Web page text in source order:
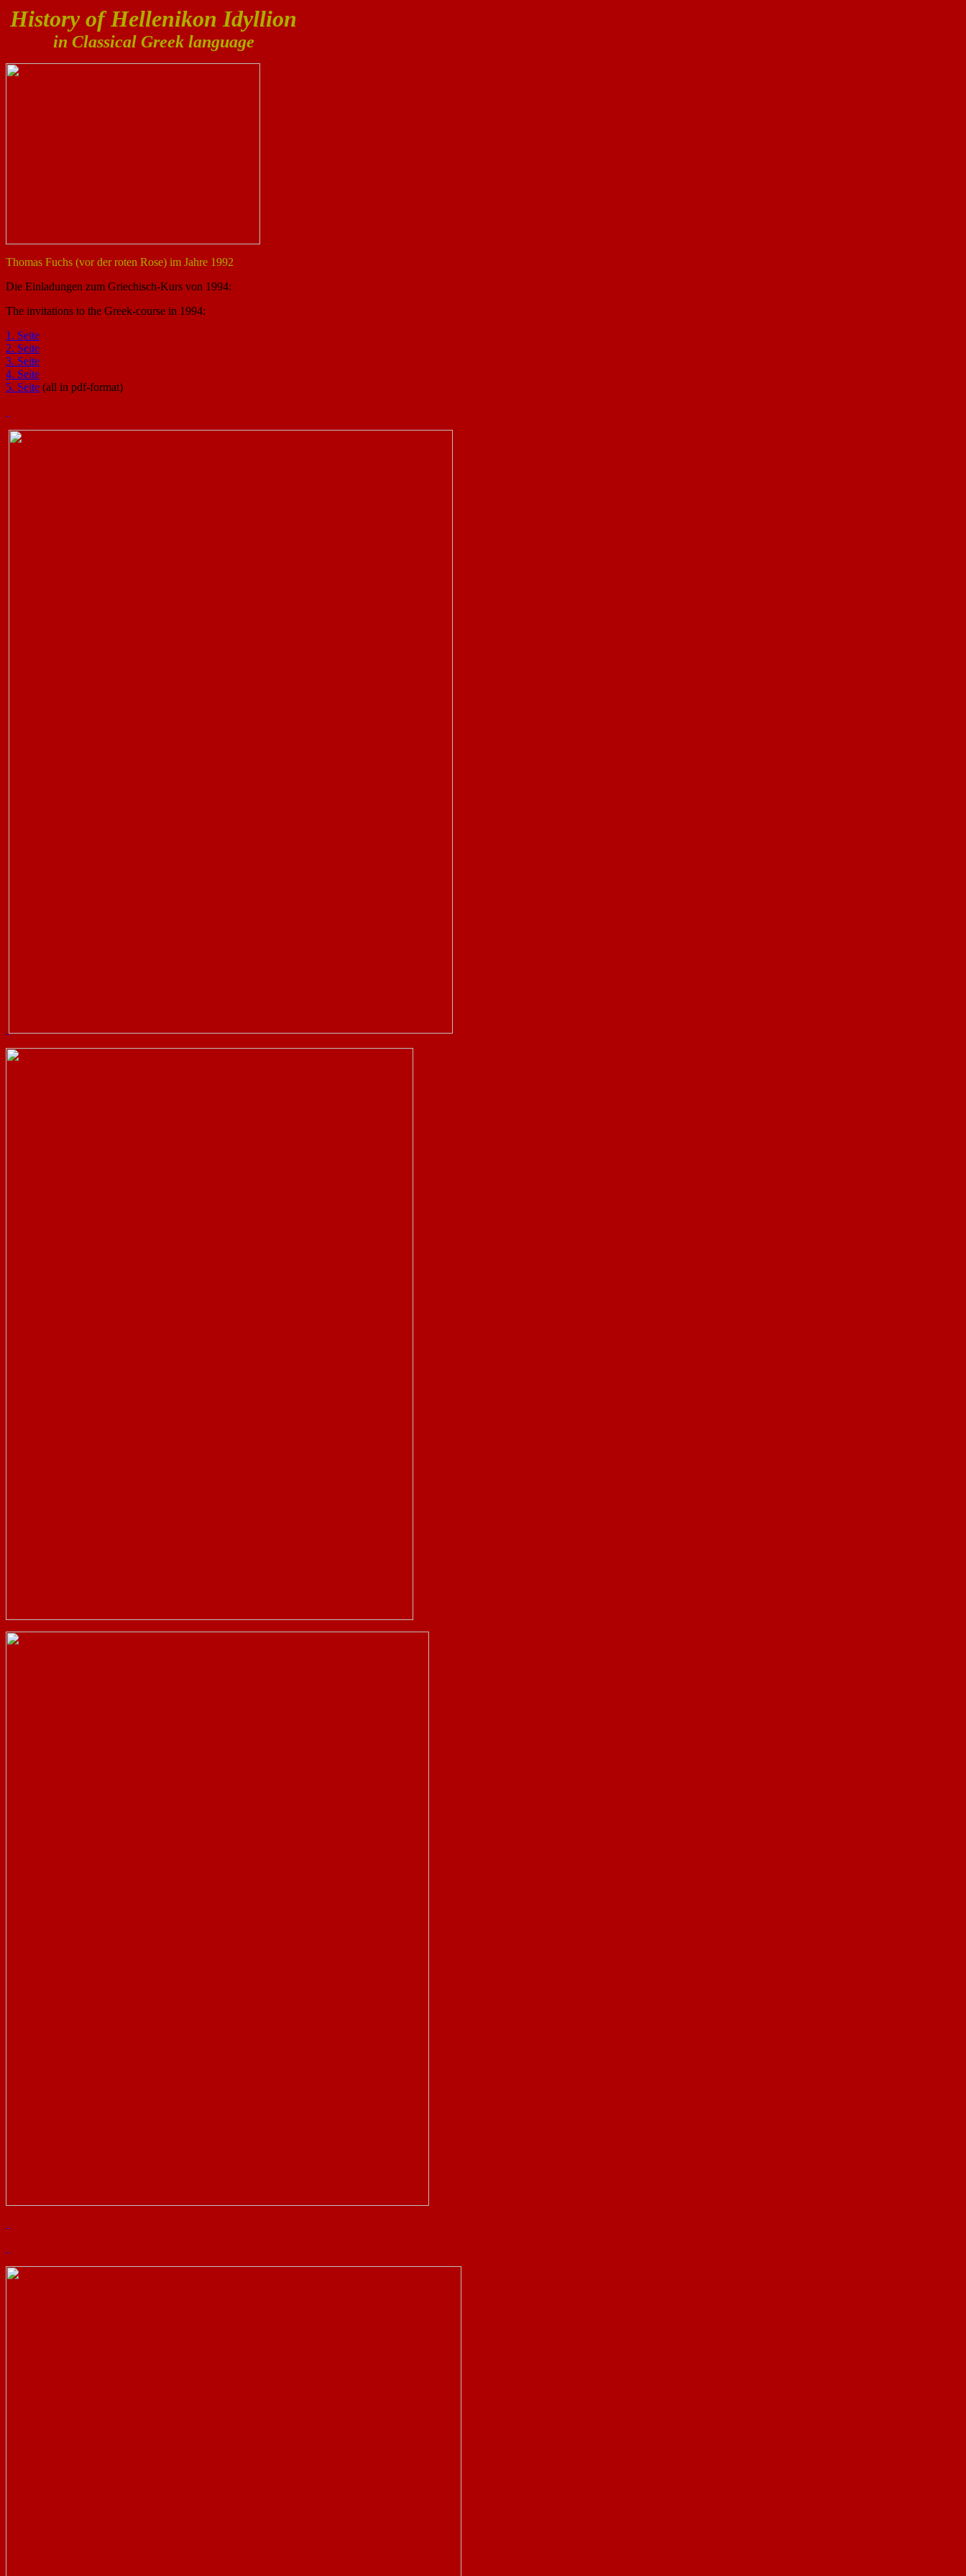
History of Hellenikon Idyllion
in Classical Greek language
Thomas Fuchs (vor der roten Rose) im Jahre 1992
Die Einladungen zum Griechisch-Kurs von 1994:
The invitations to the Greek-course in 1994:
1. Seite
2. Seite
3. Seite
4. Seite
5. Seite (all in pdf-format)